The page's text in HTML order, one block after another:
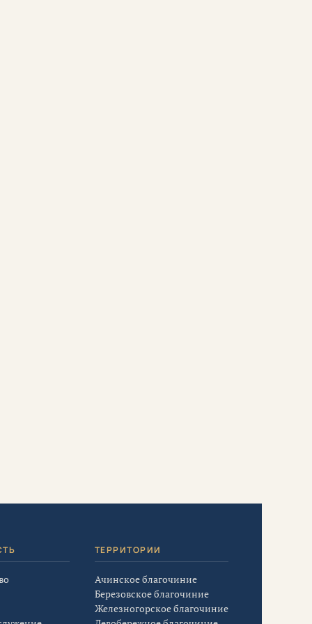
ТЕРРИТОРИИ
Ачинское благочиние
Березовское благочиние
Железногорское благочиние